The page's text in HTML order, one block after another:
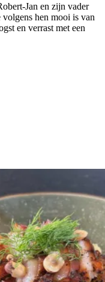
Jan en zijn vader
volgens hen mooi is van
en verrast met een